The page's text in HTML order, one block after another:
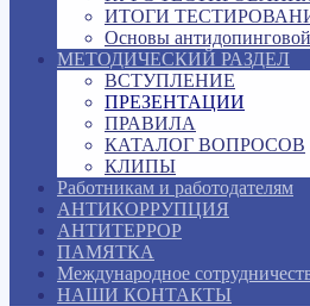
ИТОГИ
Основы
МЕТОДИЧЕСКИЙ РАЗДЕЛ
ВСТУПЛЕНИЕ
ПРЕЗЕНТАЦИИ
ПРАВИЛА
КАТАЛОГ ВОПРОСОВ
КЛИПЫ
Работникам и работодателям
АНТИКОРРУПЦИЯ
АНТИТЕРРОР
ПАМЯТКА
Международное
НАШИ КОНТАКТЫ